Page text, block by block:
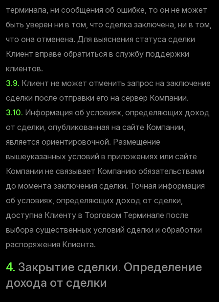
терминала, ни сообщения об ошибке, то он не может
быть уверен ни в том, что сделка заключена, ни в том,
что она отменена. Для выяснения статуса сделки
Клиент вправе обратиться в службу поддержки
клиентов.
3.9. Клиент не может отменить запрос на заключение
сделки после отправки его на сервер Компании.
3.10. Информация об условиях, определяющих доход
от сделки, опубликованная на сайте Компании,
является ориентировочной. Размещение
вышеуказанных условий в приложениях или сайте
Компании не связывает Компанию обязательствами
до момента заключения сделки. Точная информация
об условиях, определяющих доход от сделки,
доступна Клиенту в Торговом Терминале после
выбора существенных условий сделки и обработки
распоряжения Клиента.
4. Закрытие сделки. Определение
дохода от сделки